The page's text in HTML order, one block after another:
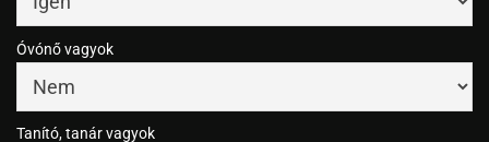
Óvónő vagyok
Tanító, tanár vagyok